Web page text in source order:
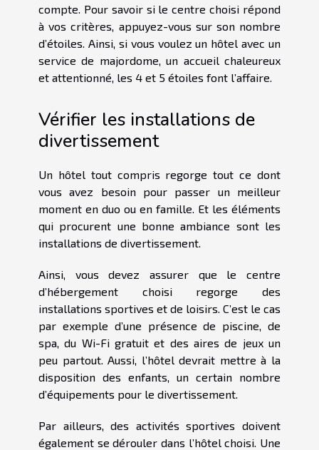
compte. Pour savoir si le centre choisi répond
à vos critères, appuyez-vous sur son nombre
d’étoiles. Ainsi, si vous voulez un hôtel avec un
service de majordome, un accueil chaleureux
et attentionné, les 4 et 5 étoiles font l’affaire.
Vérifier les installations de
divertissement
Un hôtel tout compris regorge tout ce dont
vous avez besoin pour passer un meilleur
moment en duo ou en famille. Et les éléments
qui procurent une bonne ambiance sont les
installations de divertissement.
Ainsi, vous devez assurer que le centre
d’hébergement choisi regorge des
installations sportives et de loisirs. C’est le cas
par exemple d’une présence de piscine, de
spa, du Wi-Fi gratuit et des aires de jeux un
peu partout. Aussi, l’hôtel devrait mettre à la
disposition des enfants, un certain nombre
d’équipements pour le divertissement.
Par ailleurs, des activités sportives doivent
également se dérouler dans l’hôtel choisi. Une